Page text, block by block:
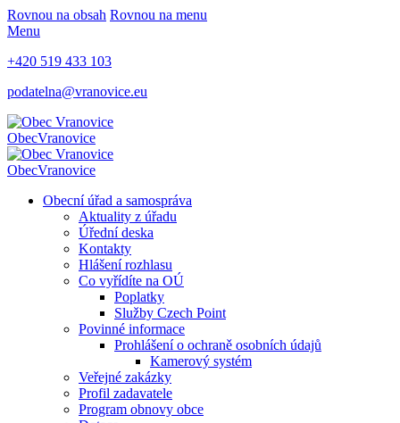
Rovnou na obsah Rovnou na menu
Menu
+420 519 433 103
podatelna@vranovice.eu
ObecVranovice
ObecVranovice
Obecní úřad a samospráva
Aktuality z úřadu
Úřední deska
Kontakty
Hlášení rozhlasu
Co vyřídíte na OÚ
Poplatky
Služby Czech Point
Povinné informace
Prohlášení o ochraně osobních údajů
Kamerový systém
Veřejné zakázky
Profil zadavatele
Program obnovy obce